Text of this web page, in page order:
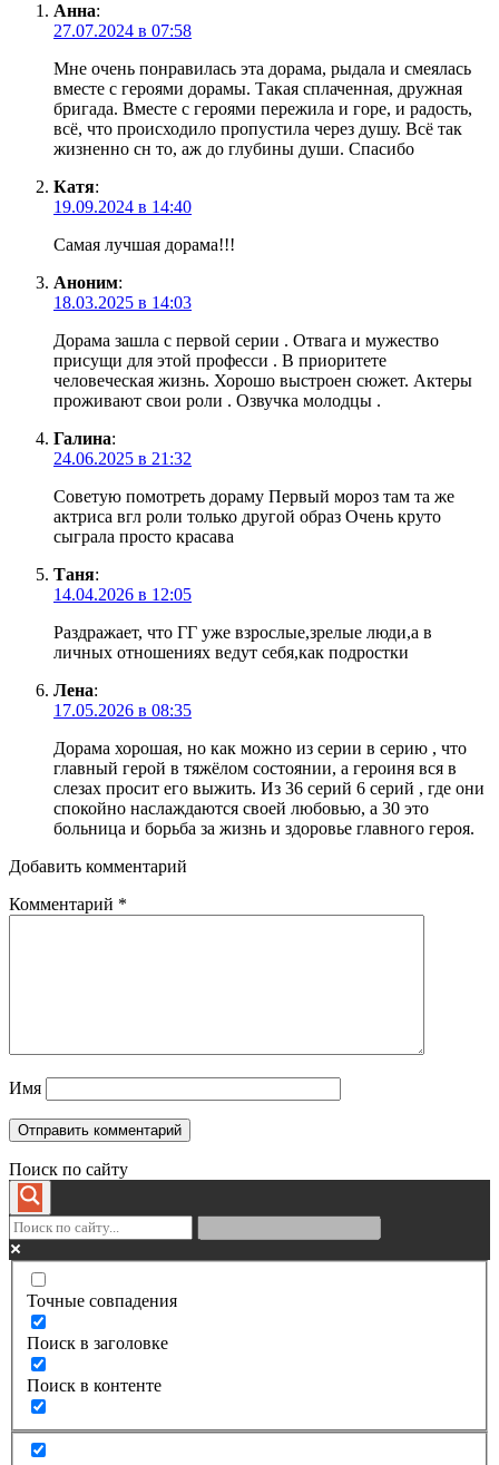
Анна:
27.07.2024 в 07:58
Мне очень понравилась эта дорама, рыдала и смеялась
вместе с героями дорамы. Такая сплаченная, дружная
бригада. Вместе с героями пережила и горе, и радость,
всё, что происходило пропустила через душу. Всё так
жизненно сн то, аж до глубины души. Спасибо
Катя:
19.09.2024 в 14:40
Самая лучшая дорама!!!
Аноним:
18.03.2025 в 14:03
Дорама зашла с первой серии . Отвага и мужество
присущи для этой професси . В приоритете
человеческая жизнь. Хорошо выстроен сюжет. Актеры
проживают свои роли . Озвучка молодцы .
Галина:
24.06.2025 в 21:32
Советую помотреть дораму Первый мороз там та же
актриса вгл роли только другой образ Очень круто
сыграла просто красава
Таня:
14.04.2026 в 12:05
Раздражает, что ГГ уже взрослые,зрелые люди,а в
личных отношениях ведут себя,как подростки
Лена:
17.05.2026 в 08:35
Дорама хорошая, но как можно из серии в серию , что
главный герой в тяжёлом состоянии, а героиня вся в
слезах просит его выжить. Из 36 серий 6 серий , где они
спокойно наслаждаются своей любовью, а 30 это
больница и борьба за жизнь и здоровье главного героя.
Добавить комментарий
Комментарий *
Имя
Поиск по сайту
Точные совпадения
Поиск в заголовке
Поиск в контенте